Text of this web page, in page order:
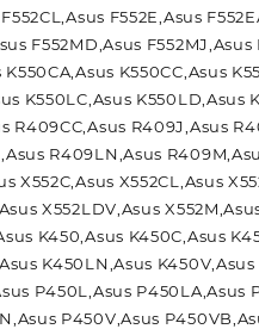
F552E,Asus
F552MD,Asus
K550CC,Asus
K550LC,Asus K550LD,Asus
R409CC,Asus R409J,Asus
R409LN,Asus
X552C,Asus X552CL,Asus
X552LDV,Asus
K450,Asus K450C,Asus
K450LN,Asus
P450L,Asus P450LA,Asus
P450V,Asus